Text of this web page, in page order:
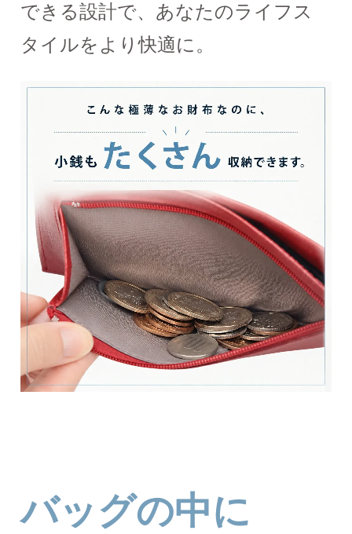
できる設計で、あなたのライフス
タイルをより快適に。
バッグの中に